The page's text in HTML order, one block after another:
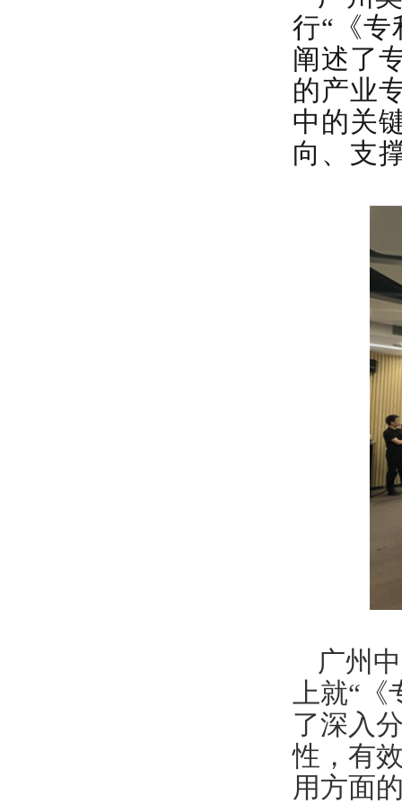
行“《专
阐述了
的产业
中的关
向、 支
广州
上就“
了深入
性，有
用方面